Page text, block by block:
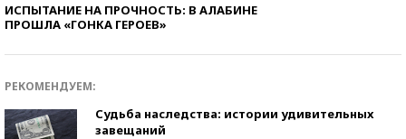
ИСПЫТАНИЕ НА ПРОЧНОСТЬ: В АЛАБИНЕ
ПРОШЛА «ГОНКА ГЕРОЕВ»
РЕКОМЕНДУЕМ:
Судьба наследства: истории удивительных
завещаний